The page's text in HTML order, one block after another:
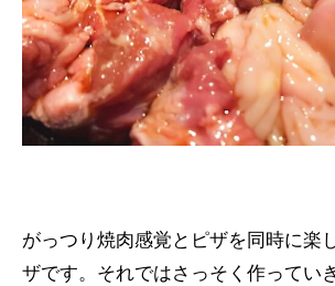
がっつり焼肉感覚とピザを同時に楽
ザです。それではさっそく作ってい